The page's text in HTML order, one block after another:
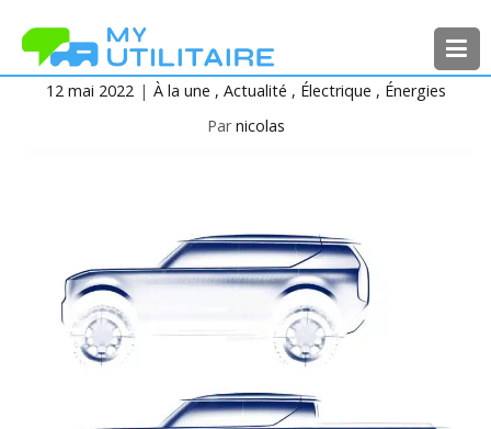
contenu
MyUtilitaire
Toute l’actualité des véhicules
12 mai 2022 À la une Actualité Électrique
Énergies
Parnicolas